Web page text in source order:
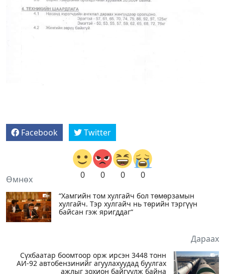
Facebook Twitter
0 0 0 0
Өмнөх
“Хамгийн том хулгайч бол төмөрзамын
хулгайч. Тэр хулгайч нь төрийн тэргүүн
байсан гэж яригддаг“
Дараах
Сүхбаатар боомтоор орж ирсэн 3448 тонн
АИ-92 автобензинийг агуулахуудад буулгах
ажлыг зохион байгуулж байна